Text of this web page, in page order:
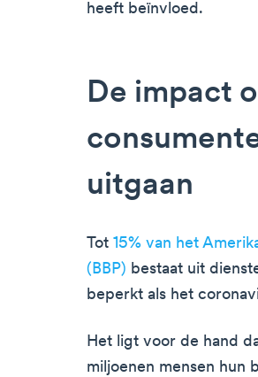
heeft beïnvloed.
De impact
uitgaan
Tot15% van het
(BBP) bestaat uit
beperkt als het
Het ligt voor de hand
miljoenen mensen hun